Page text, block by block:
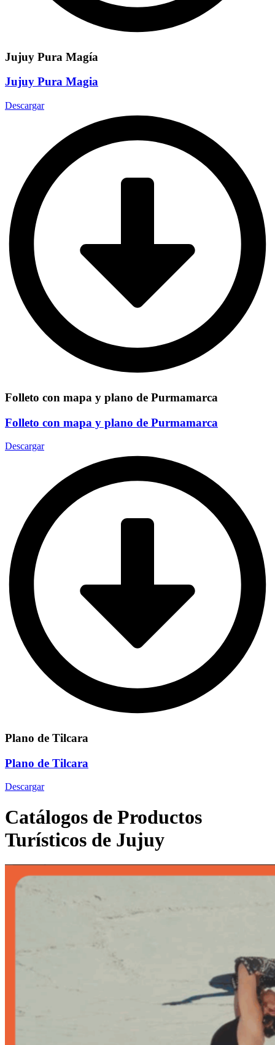
Jujuy Pura Magía
Jujuy Pura Magia
Descargar
Folleto con mapa y plano de Purmamarca
Folleto con mapa y plano de Purmamarca
Descargar
Plano de Tilcara
Plano de Tilcara
Descargar
Catálogos de Productos
Turísticos de Jujuy